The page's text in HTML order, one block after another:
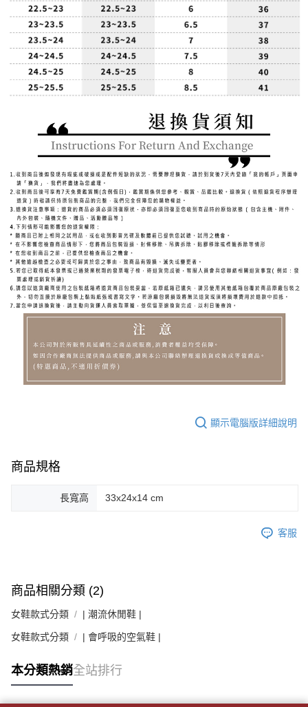
顯示電腦版詳細說明
商品規格
長寬高 33x24x14 cm
客服
商品相關分類 (2)
女鞋款式分類 | 潮流休閒鞋 |
女鞋款式分類 | 會呼吸的空氣鞋 |
本分類熱銷全站排行